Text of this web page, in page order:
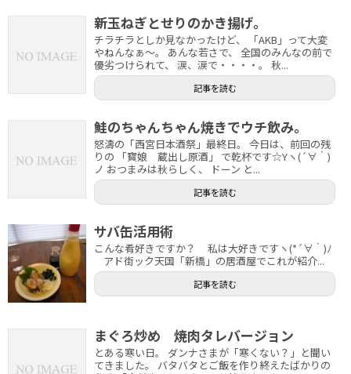
新玉ねぎとせりのかき揚げ。
チラチラとしか見なかったけど、 「AKB」って大変
やねんなぁ～。 あんな若さで、 全国のみんなの前で
優劣つけられて、 涙、涙で・・・・。 秋...
記事を読む
鮭のちゃんちゃん焼きでウチ飲み。
怒濤の「西宮日本酒祭」最終日。 今日は、前回の残
りの 「寳娘 蔵出し原酒」 で乾杯です☆Yヽ(´∀｀)
ノ おつまみは秋らしく、 ドーン と...
記事を読む
サバ缶活用術
こんな肴好きですか？ 私は大好きですヽ(*´∀｀)ﾉ
アド街ック天国「新橋」の居酒屋でこれが紹介...
記事を読む
まぐろ炒め 焼肉タレバージョン
とある寒い日。 ダンナさまが「寒くない？」と聞い
てきました。 バタバタとご飯を作り終えたばかりの